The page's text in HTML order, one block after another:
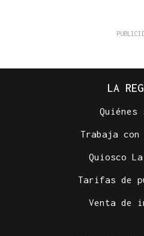
LA
Quiénes
Trabaja con
Quiosco
Tarifas de
Venta de